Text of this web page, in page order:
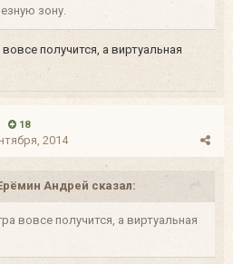
зону.
получится, а виртуальная
18
2014
Андрей сказал:
вовсе получится, а виртуальная